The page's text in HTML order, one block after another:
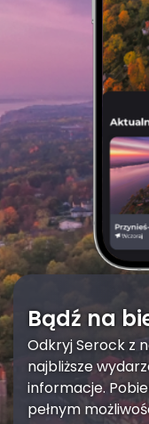
Bądź na
Odkryj Serock z
najbliższe
informacje.
pełnym